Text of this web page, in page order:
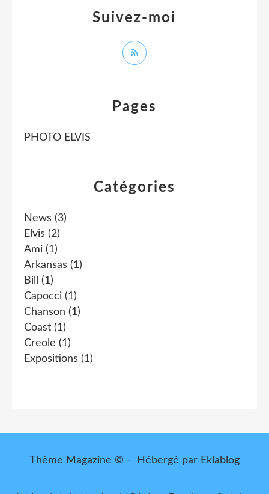
Catégories
News (3)
Elvis (2)
Ami (1)
Arkansas (1)
Bill
(1)
Capocci (1)
Chanson (1)
Coast (1)
Creole (1)
Expositions (1)
Pages
PHOTO ELVIS
Suivez-moi
Thème Magazine © - Hébergé par Eklablog